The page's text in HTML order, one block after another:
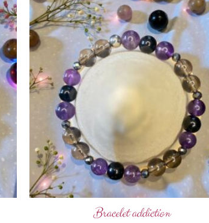
Bracelet addiction